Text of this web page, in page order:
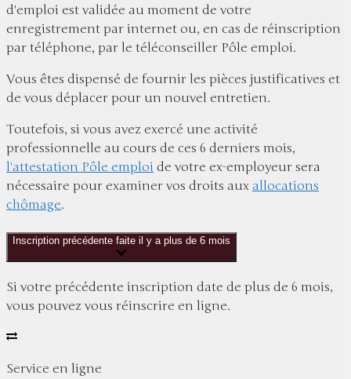
d'emploi est validée au moment de votre
enregistrement par internet ou, en cas de réinscription
par téléphone, par le téléconseiller Pôle emploi.
Vous êtes dispensé de fournir les pièces justificatives et
de vous déplacer pour un nouvel entretien.
Toutefois, si vous avez exercé une activité
professionnelle au cours de ces 6 derniers mois,
l'attestation Pôle emploi de votre ex-employeur sera
nécessaire pour examiner vos droits aux allocations
chômage.
Inscription précédente faite il y a plus de 6 mois
Si votre précédente inscription date de plus de 6 mois,
vous pouvez vous réinscrire en ligne.
Service en ligne